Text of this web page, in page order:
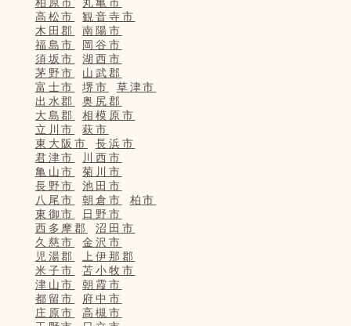
柏原市
丸亀市
高松市
観音寺市
木田郡
南陽市
福島市
岡谷市
須坂市
湖西市
茅野市
山武郡
富士市
堺市
草津市
出水郡
奥尻郡
大島郡
相模原市
立川市
萩市
東大阪市
長浜市
君津市
川西市
亀山市
菊川市
長野市
池田市
八尾市
朝倉市
柏市
東御市
日野市
西多摩郡
沼田市
久慈市
金沢市
児湯郡
上伊那郡
米子市
苫小牧市
津山市
朝霞市
都留市
府中市
庄原市
高槻市